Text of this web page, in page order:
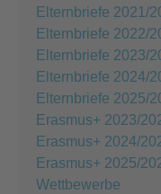
Elternbriefe 2021/
Elternbriefe 2022/
Elternbriefe 2023/
Elternbriefe 2024/
Elternbriefe 2025/
Erasmus+ 2023/
Erasmus+ 2024/
Erasmus+ 2025/
Wettbewerbe